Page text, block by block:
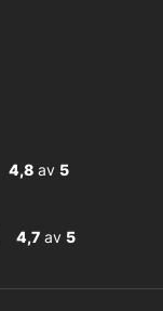
4,8 av5
4,7av 5